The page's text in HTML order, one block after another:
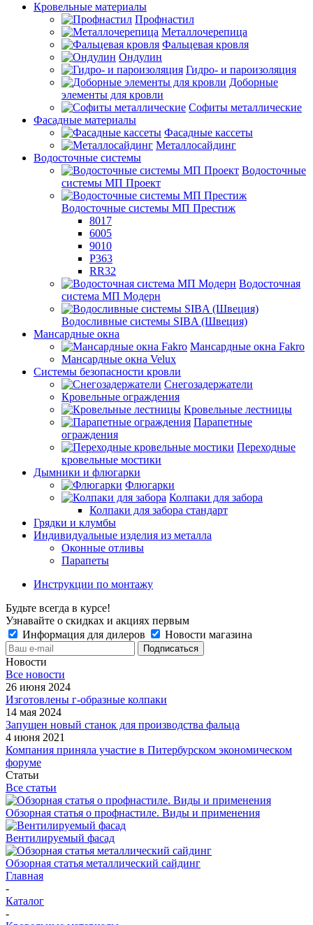
Кровельные материалы
Профнастил
Металлочерепица
Фальцевая кровля
Ондулин
Гидро- и пароизоляция
Доборные
элементы для кровли
Софиты металлические
Фасадные материалы
Фасадные кассеты
Металлосайдинг
Водосточные системы
Водосточные
системы МП Проект
Водосточные системы МП Престиж
8017
6005
9010
P363
RR32
Водосточная
система МП Модерн
Водосливные системы SIBA (Швеция)
Мансардные окна
Мансардные окна Fakro
Мансардные окна Velux
Системы безопасности кровли
Снегозадержатели
Кровельные ограждения
Кровельные лестницы
Парапетные
ограждения
Переходные
кровельные мостики
Дымники и флюгарки
Флюгарки
Колпаки для забора
Колпаки для забора стандарт
Грядки и клумбы
Индивидуальные изделия из металла
Оконные отливы
Парапеты
Инструкции по монтажу
Будьте всегда в курсе!
Узнавайте о скидках и акциях первым
Информация для дилеров
Новости магазина
Новости
Все новости
26 июня 2024
Изготовлены г-образные колпаки
14 мая 2024
Запущен новый станок для производства фальца
4 июня 2021
Компания приняла участие в Питербурском экономическом
форуме
Статьи
Все статьи
Обзорная статья о профнастиле. Виды и применения
Вентилируемый фасад
Обзорная статья металлический сайдинг
Главная
-
Каталог
-